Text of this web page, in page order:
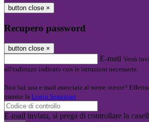
button close ×
Recupero password
button close ×
E-mail Verrà
all'indirizzo indicato con le istruzioni necessarie.
Non hai una e-mail associata al nome utente?
tramite la Login Spaggiari
E-mail inviata, si prega di controllare la